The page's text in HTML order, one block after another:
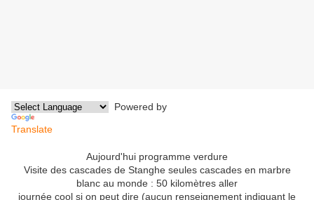
Powered by
Translate
Aujourd'hui programme verdure
Visite des cascades de Stanghe seules cascades en marbre
blanc au monde : 50 kilomètres aller
journée cool si on peut dire (aucun renseignement indiquant le